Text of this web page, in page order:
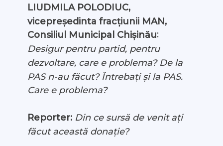
LIUDMILA POLODIUC,
vicepreședinta fracțiunii MAN,
Consiliul Municipal Chișinău:
Desigur pentru partid, pentru
dezvoltare, care e problema? De la
PAS n-au făcut? Întrebați și la PAS.
Care e problema?
Reporter: Din ce sursă de venit ați
făcut această donație?